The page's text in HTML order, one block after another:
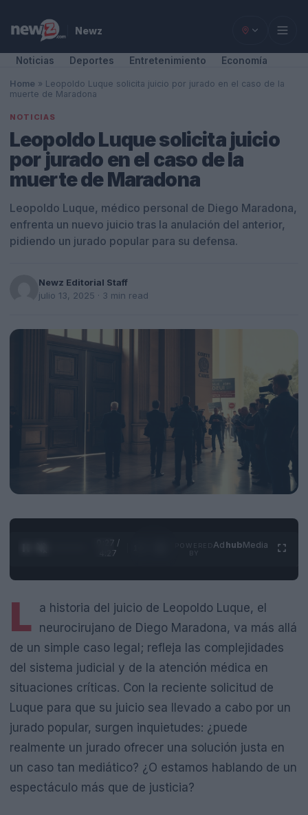
Newz
Noticias Deportes Entretenimiento Economía
Home » Leopoldo Luque solicita juicio por jurado en el caso de la
muerte de Maradona
NOTICIAS
Leopoldo Luque solicita juicio
por jurado en el caso de la
muerte de Maradona
Leopoldo Luque, médico personal de Diego Maradona,
enfrenta un nuevo juicio tras la anulación del anterior,
pidiendo un jurado popular para su defensa.
Newz Editorial Staff
julio 13, 2025 · 3 min read
0:28 /
4:27
Ad hubMedia
L a historia del juicio de Leopoldo Luque, el
neurocirujano de Diego Maradona, va más allá
de un simple caso legal; refleja las complejidades
del sistema judicial y de la atención médica en
situaciones críticas. Con la reciente solicitud de
Luque para que su juicio sea llevado a cabo por un
jurado popular, surgen inquietudes: ¿puede
realmente un jurado ofrecer una solución justa en
un caso tan mediático? ¿O estamos hablando de un
espectáculo más que de justicia?